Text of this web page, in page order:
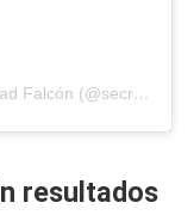
A post shared by Secretaría de Seguridad Falcón (@secretaria_seguridad_falcon)
resultados